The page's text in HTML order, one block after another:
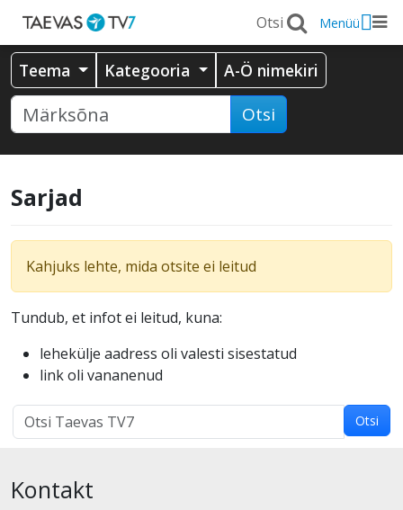
Menüü
Teema Kategooria A-Ö nimekiri
Otsi
Sarjad
Kahjuks lehte, mida otsite ei leitud
Tundub, et infot ei leitud, kuna:
lehekülje aadress oli valesti sisestatud
link oli vananenud
Otsi
märksõnaga:
Otsi
Kontakt